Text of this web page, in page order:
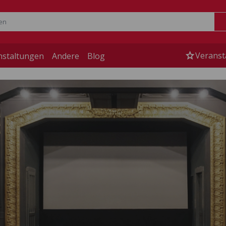
Andere Blog star